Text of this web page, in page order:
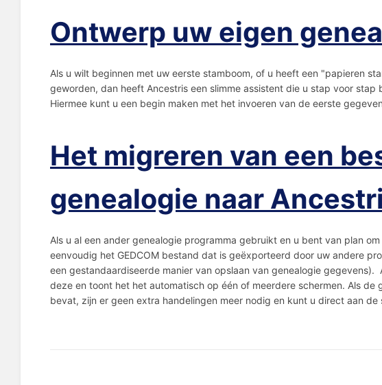
Ontwerp uw eigen
Als u wilt beginnen met uw eerste stamboom, of u heeft een "papieren
geworden, dan heeft Ancestris een slimme assistent die u stap voor
Hiermee kunt u een begin maken met het invoeren van de eerste
Het migreren van een
genealogie naar
Als u al een ander genealogie programma gebruikt en u bent van plan
eenvoudig het GEDCOM bestand dat is geëxporteerd door uw andere
een gestandaardiseerde manier van opslaan van genealogie
deze en toont het het automatisch op één of meerdere schermen. Als
bevat, zijn er geen extra handelingen meer nodig en kunt u direct aan de